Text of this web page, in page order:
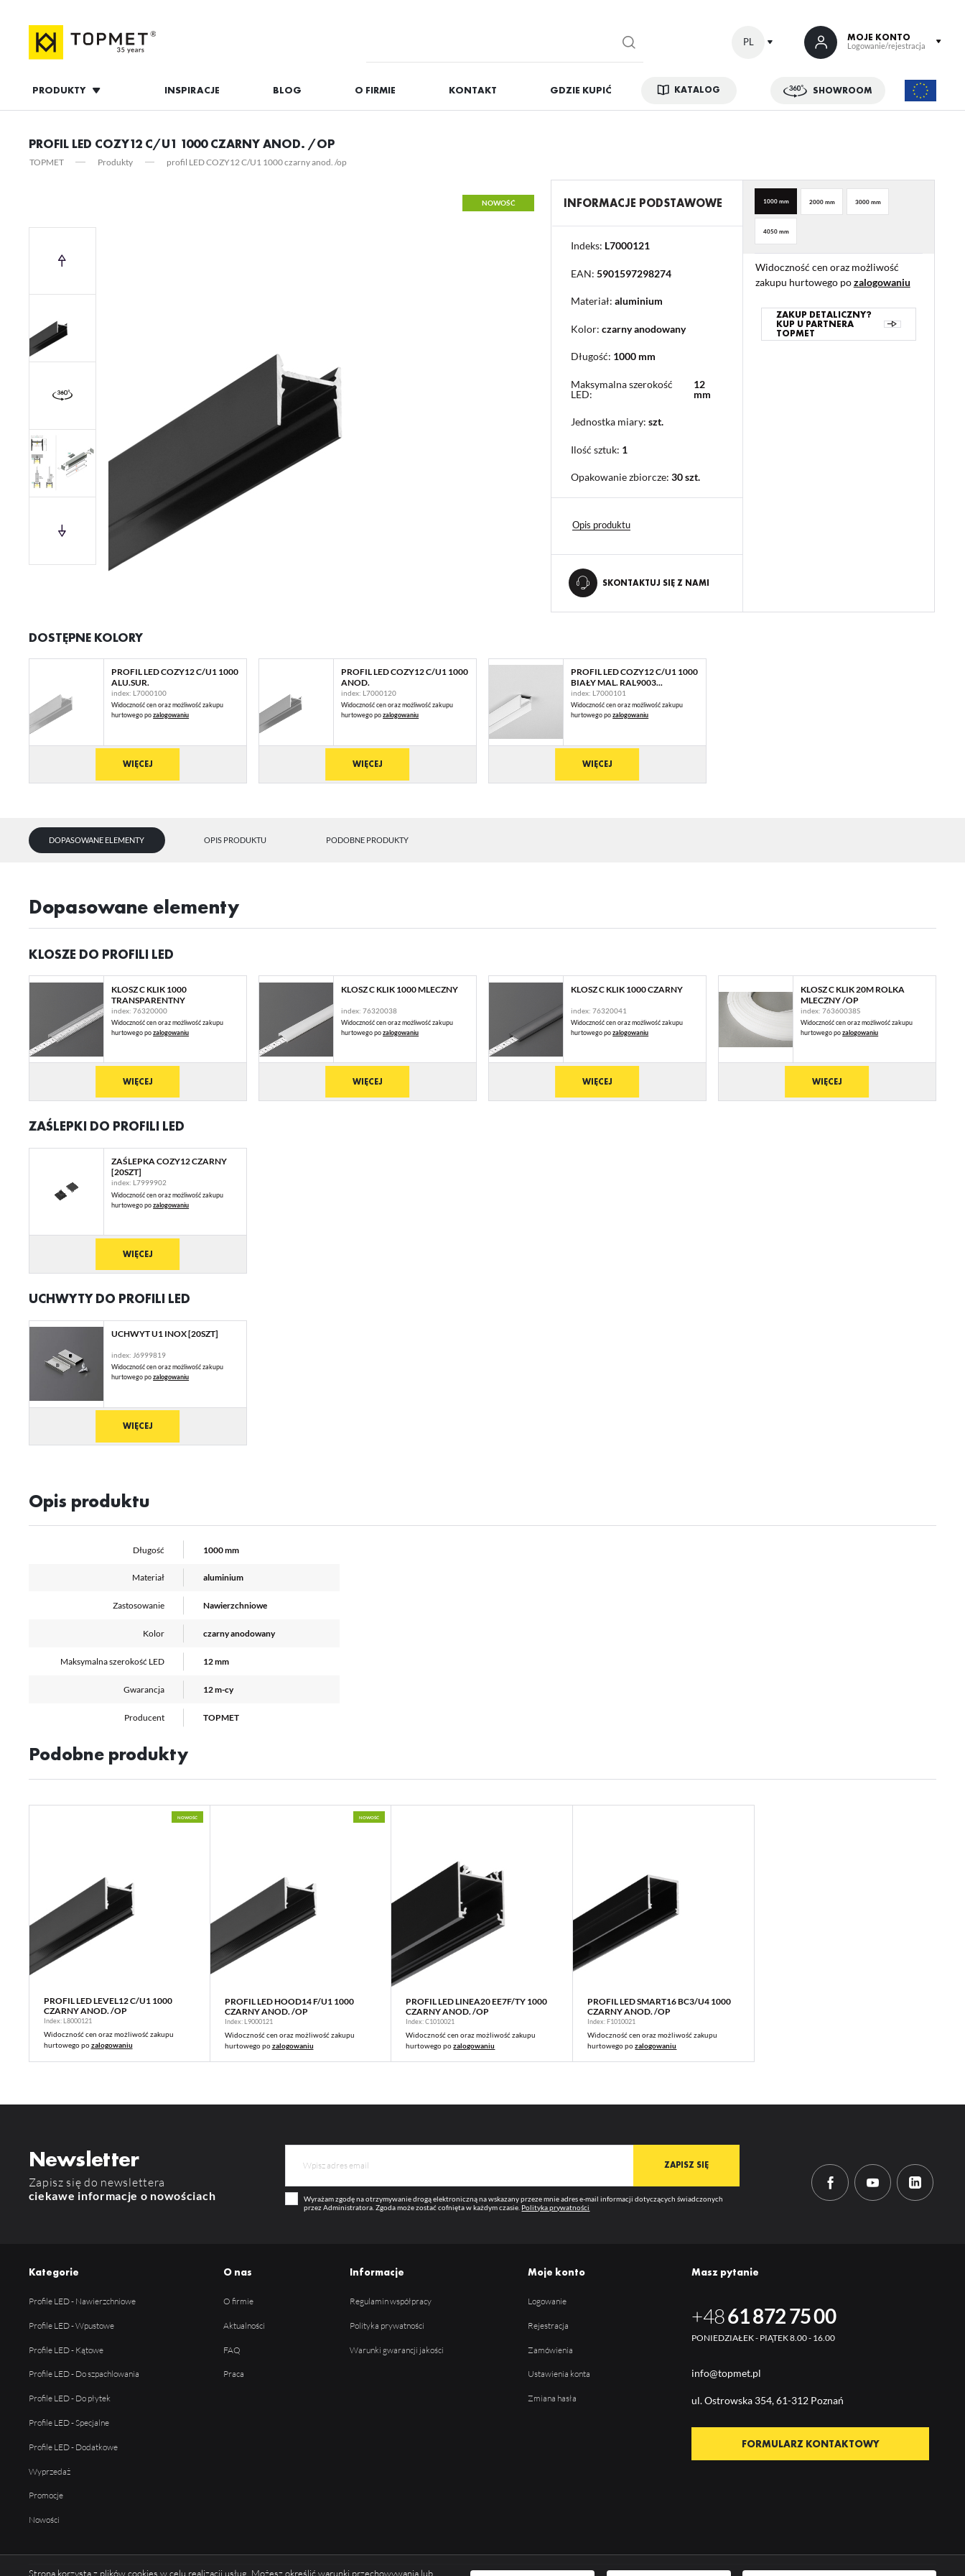
PL MOJE KONTO
Logowanie/rejestracja
PRODUKTY INSPIRACJE BLOG O FIRMIE KONTAKT GDZIE KUPIĆ KATALOG SHOWROOM
brak konieczności wprowadzania swoich danych przy kolejnych zakupach
PROFIL LED COZY12 C/U1 1000 CZARNY ANOD. /OP
TOPMET Produkty profil LED COZY12 C/U1 1000 czarny anod. /op
NOWOŚĆ INFORMACJE PODSTAWOWE
Indeks: L7000121
EAN: 5901597298274
Materiał: aluminium
Kolor: czarny anodowany
Długość: 1000 mm
Maksymalna szerokość
LED:
12
mm
Jednostka miary: szt.
Ilość sztuk: 1
Opakowanie zbiorcze:30 szt.
Opis produktu
SKONTAKTUJ SIĘ Z NAMI
1000 mm 2000 mm 3000 mm
4050 mm
Widoczność cen oraz możliwość
zakupu hurtowego pozalogowaniu
ZAKUP DETALICZNY?
KUP U PARTNERA
TOPMET
DOSTĘPNE KOLORY
PROFIL LED COZY12 C/U1 1000
ALU.SUR.
index: L7000100
Widoczność cen oraz możliwość zakupu
hurtowego pozalogowaniu
WIĘCEJ
PROFIL LED COZY12 C/U1 1000
ANOD.
index: L7000120
Widoczność cen oraz możliwość zakupu
hurtowego pozalogowaniu
WIĘCEJ
PROFIL LED COZY12 C/U1 1000
BIAŁY MAL. RAL9003...
index: L7000101
Widoczność cen oraz możliwość zakupu
hurtowego pozalogowaniu
WIĘCEJ
DOPASOWANE ELEMENTY OPIS PRODUKTU PODOBNE PRODUKTY
dopasowane elementy
KLOSZE DO PROFILI LED
KLOSZ C KLIK 1000
TRANSPARENTNY
index: 76320000
Widoczność cen oraz możliwość zakupu
hurtowego pozalogowaniu
WIĘCEJ
KLOSZ C KLIK 1000 MLECZNY
index: 76320038
Widoczność cen oraz możliwość zakupu
hurtowego pozalogowaniu
WIĘCEJ
KLOSZ C KLIK 1000 CZARNY
index: 76320041
Widoczność cen oraz możliwość zakupu
hurtowego pozalogowaniu
WIĘCEJ
KLOSZ C KLIK 20M ROLKA
MLECZNY /OP
index: 76360038S
Widoczność cen oraz możliwość zakupu
hurtowego pozalogowaniu
WIĘCEJ
ZAŚLEPKI DO PROFILI LED
ZAŚLEPKA COZY12 CZARNY
[20SZT]
index: L7999902
Widoczność cen oraz możliwość zakupu
hurtowego pozalogowaniu
WIĘCEJ
UCHWYTY DO PROFILI LED
UCHWYT U1 INOX [20SZT]
index: J6999819
Widoczność cen oraz możliwość zakupu
hurtowego pozalogowaniu
WIĘCEJ
Opis produktu
Długość 1000 mm
Materiał aluminium
Zastosowanie Nawierzchniowe
Kolor czarny anodowany
Maksymalna szerokość LED 12 mm
Gwarancja 12 m-cy
Producent TOPMET
Podobne produkty
NOWOŚĆ
WIĘCEJ
PROFIL LED LEVEL12 C/U1 1000
CZARNY ANOD. /OP
Index: L8000121
Widoczność cen oraz możliwość zakupu
hurtowego pozalogowaniu
NOWOŚĆ
WIĘCEJ
PROFIL LED HOOD14 F/U1 1000
CZARNY ANOD. /OP
Index: L9000121
Widoczność cen oraz możliwość zakupu
hurtowego pozalogowaniu
WIĘCEJ
PROFIL LED LINEA20 EE7F/TY 1000
CZARNY ANOD. /OP
Index: C1010021
Widoczność cen oraz możliwość zakupu
hurtowego pozalogowaniu
WIĘCEJ
PROFIL LED SMART16 BC3/U4 1000
CZARNY ANOD. /OP
Index: F1010021
Widoczność cen oraz możliwość zakupu
hurtowego pozalogowaniu
Newsletter
Zapisz się do newslettera
ciekawe informacje o nowościach
Wyrażam zgodę na otrzymywanie drogą elektroniczną na wskazany przeze mnie adres e-mail informacji dotyczących świadczonych
przez Administratora. Zgoda może zostać cofnięta w każdym czasie. Polityka prywatności
Kategorie
Profile LED - Nawierzchniowe
Profile LED - Wpustowe
Profile LED - Kątowe
Profile LED - Do szpachlowania
Profile LED - Do płytek
Profile LED - Specjalne
Profile LED - Dodatkowe
Wyprzedaż
Promocje
Nowości
O nas
O firmie
Aktualności
FAQ
Praca
Informacje
Regulamin współpracy
Polityka prywatności
Warunki gwarancji jakości
Moje konto
Logowanie
Rejestracja
Zamówienia
Ustawienia konta
Zmiana hasła
Masz pytanie
+4861 872 75 00
PONIEDZIAŁEK - PIĄTEK 8.00 - 16.00
info@topmet.pl
ul. Ostrowska 354, 61-312 Poznań
FORMULARZ KONTAKTOWY
Strona korzysta z plików cookies w celu realizacji usług. Możesz określić warunki przechowywania lub